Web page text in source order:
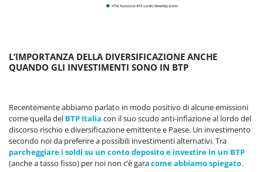
L’IMPORTANZA DELLA DIVERSIFICAZIONE ANCHE
QUANDO GLI INVESTIMENTI SONO IN BTP
Recentemente abbiamo parlato in modo positivo di alcune emissioni
come quella del BTP Italia con il suo scudo anti-inflazione al lordo del
discorso rischio e diversificazione emittente e Paese. Un investimento
secondo noi da preferire a possibili investimenti alternativi. Tra
parcheggiare i soldi su un conto deposito e investire in un BTP
(anche a tasso fisso) per noi non c’è garacome abbiamo spiegato.